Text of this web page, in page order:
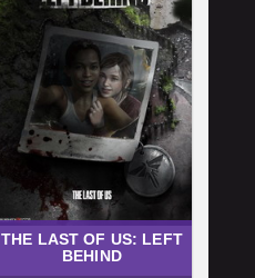
THE LAST OF US: LEFT
BEHIND